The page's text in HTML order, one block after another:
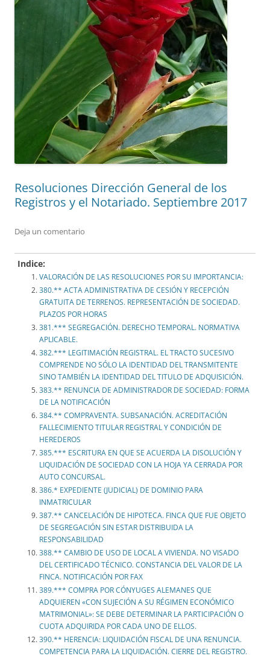
Resoluciones Dirección General de los
Registros y el Notariado. Septiembre 2017
Deja un comentario
Indice:
VALORACIÓN DE LAS RESOLUCIONES POR SU IMPORTANCIA:
380.** ACTA ADMINISTRATIVA DE CESIÓN Y RECEPCIÓN
GRATUITA DE TERRENOS. REPRESENTACIÓN DE SOCIEDAD.
PLAZOS POR HORAS
381.*** SEGREGACIÓN. DERECHO TEMPORAL. NORMATIVA
APLICABLE.
382.*** LEGITIMACIÓN REGISTRAL. EL TRACTO SUCESIVO
COMPRENDE NO SÓLO LA IDENTIDAD DEL TRANSMITENTE
SINO TAMBIÉN LA IDENTIDAD DEL TITULO DE ADQUISICIÓN.
383.** RENUNCIA DE ADMINISTRADOR DE SOCIEDAD: FORMA
DE LA NOTIFICACIÓN
384.** COMPRAVENTA. SUBSANACIÓN. ACREDITACIÓN
FALLECIMIENTO TITULAR REGISTRAL Y CONDICIÓN DE
HEREDEROS
385.*** ESCRITURA EN QUE SE ACUERDA LA DISOLUCIÓN Y
LIQUIDACIÓN DE SOCIEDAD CON LA HOJA YA CERRADA POR
AUTO CONCURSAL.
386.* EXPEDIENTE (JUDICIAL) DE DOMINIO PARA
INMATRICULAR
387.** CANCELACIÓN DE HIPOTECA. FINCA QUE FUE OBJETO
DE SEGREGACIÓN SIN ESTAR DISTRIBUIDA LA
RESPONSABILIDAD
388.** CAMBIO DE USO DE LOCAL A VIVIENDA. NO VISADO
DEL CERTIFICADO TÉCNICO. CONSTANCIA DEL VALOR DE LA
FINCA. NOTIFICACIÓN POR FAX
389.*** COMPRA POR CÓNYUGES ALEMANES QUE
ADQUIEREN «CON SUJECIÓN A SU RÉGIMEN ECONÓMICO
MATRIMONIAL»: SE DEBE DETERMINAR LA PARTICIPACIÓN O
CUOTA ADQUIRIDA POR CADA UNO DE ELLOS.
390.** HERENCIA: LIQUIDACIÓN FISCAL DE UNA RENUNCIA.
COMPETENCIA PARA LA LIQUIDACIÓN. CIERRE DEL REGISTRO.